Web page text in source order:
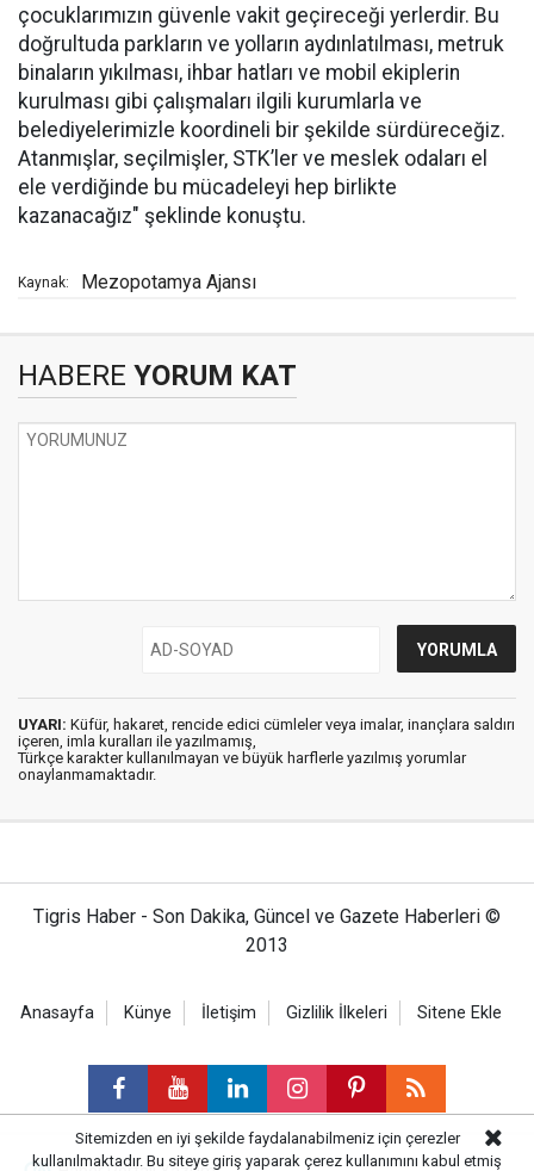
çocuklarımızın güvenle vakit geçireceği yerlerdir. Bu
doğrultuda parkların ve yolların aydınlatılması, metruk
binaların yıkılması, ihbar hatları ve mobil ekiplerin
kurulması gibi çalışmaları ilgili kurumlarla ve
belediyelerimizle koordineli bir şekilde sürdüreceğiz.
Atanmışlar, seçilmişler, STK’ler ve meslek odaları el
ele verdiğinde bu mücadeleyi hep birlikte
kazanacağız" şeklinde konuştu.
Kaynak: Mezopotamya Ajansı
HABERE YORUM KAT
UYARI: Küfür, hakaret, rencide edici cümleler veya imalar, inançlara saldırı
içeren, imla kuralları ile yazılmamış,
Türkçe karakter kullanılmayan ve büyük harflerle yazılmış yorumlar
onaylanmamaktadır.
Tigris Haber - Son Dakika, Güncel ve Gazete Haberleri ©
2013
Anasayfa Künye İletişim Gizlilik İlkeleri Sitene Ekle
Sitemizden en iyi şekilde faydalanabilmeniz için çerezler
kullanılmaktadır. Bu siteye giriş yaparak çerez kullanımını kabul etmiş